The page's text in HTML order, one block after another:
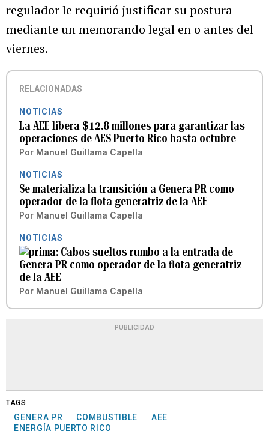
regulador le requirió justificar su postura
mediante un memorando legal en o antes del
viernes.
RELACIONADAS
NOTICIAS
La AEE libera $12.8 millones para garantizar las
operaciones de AES Puerto Rico hasta octubre
Por Manuel Guillama Capella
NOTICIAS
Se materializa la transición a Genera PR como
operador de la flota generatriz de la AEE
Por Manuel Guillama Capella
NOTICIAS
Cabos sueltos rumbo a la entrada de
Genera PR como operador de la flota generatriz
de la AEE
Por Manuel Guillama Capella
PUBLICIDAD
TAGS
GENERA PR COMBUSTIBLE
AEE
ENERGÍA PUERTO RICO